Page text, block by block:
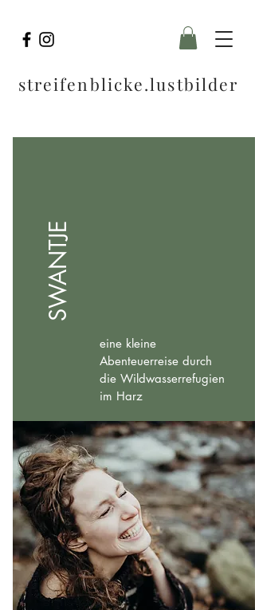
streifenblicke.lustbilder
SWANTJE
eine kleine
Abenteuerreise durch
die Wildwasserrefugien
im Harz